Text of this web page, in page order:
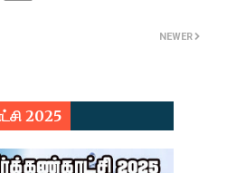
NEWER
2025